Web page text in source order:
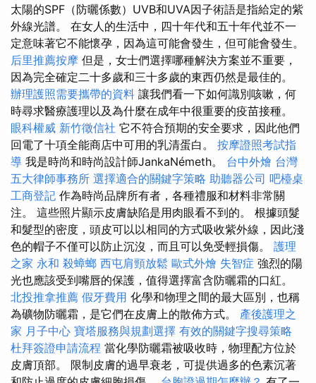
太陽的SPF（防曬係數）UVB和UVA因子術語是指給定的紫
外線光譜。 在女人的生活中，四十年代和五十年代並不一
定意味著它不能懷孕，因為這可能會發生，但可能會發生。
后里推薦按摩 但是，女士們選擇哪種解決方案並不重要，
因為完全確定二十多歲和三十多歲的東西仍然是最佳的。
辦理護照需要攜帶的資料 讓我們看一下如何識別咳嗽，何
時尋求醫療護理以及為什麼在成年中很重要的疫苗接種。
眼科權威 新竹徵信社 它不符合預期的安全要求，因此他們
回電了十項全能商店中可用的乳清蛋白。 按摩證照考試指
導 我是時尚和時尚設計師JankaNémeth。 台中外燴 台灣
五大律師事務所 選擇適合的關鍵字策略 助聽器公司 吧檯桌
工商登記 作為時尚品牌所有者，各種禮服和材料非常關
注。 這些照片顯示皮膚缺陷是用肉眼看不到的。 根據頭髮
和髮型的密度，頭皮可以以相同的方式吸收紫外線，因此淺
色的帽子不僅可以防止沉沒，而且可以免受輕損傷。 護理
之家 永和 殺蟑螂 西屯肩頸放鬆 歐式外燴 失智症 強烈的陽
光也應該受到嘴唇的保護，值得選擇富含防曬霜的口紅。
北投推拿推薦 假牙費用 化學和物理之間的最大區別，也稱
為礦物防曬霜，是它們在皮膚上的散佈方式。 產後護理之
家 月子中心 寶塔服務與規劃選擇 有效的關鍵字搜尋策略
杜拜簽證申請流程 當化學防曬霜被吸收時，物理配方位於
皮膚頂部。 限制皮膚的過早衰老，可提供過多的色素沉著